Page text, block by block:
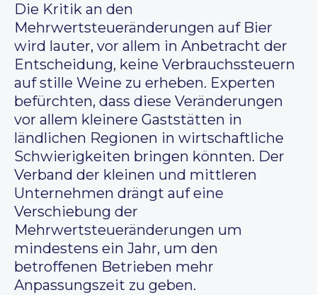
Die Kritik an den
Mehrwertsteueränderungen auf Bier
wird lauter, vor allem in Anbetracht der
Entscheidung, keine Verbrauchssteuern
auf stille Weine zu erheben. Experten
befürchten, dass diese Veränderungen
vor allem kleinere Gaststätten in
ländlichen Regionen in wirtschaftliche
Schwierigkeiten bringen könnten. Der
Verband der kleinen und mittleren
Unternehmen drängt auf eine
Verschiebung der
Mehrwertsteueränderungen um
mindestens ein Jahr, um den
betroffenen Betrieben mehr
Anpassungszeit zu geben.